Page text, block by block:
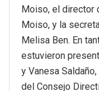
Moiso, el director
Moiso, y la
Melisa Ben. En
estuvieron
y Vanesa
del Consejo